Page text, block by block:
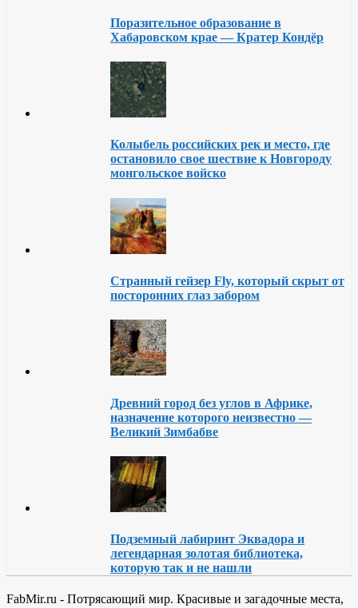
Поразительное образование в
Хабаровском крае — Кратер Кондёр
Колыбель российских рек и место, где
остановило свое шествие к Новгороду
монгольское войско
Странный гейзер Fly, который скрыт от
посторонних глаз забором
Древний город без углов в Африке,
назначение которого неизвестно —
Великий Зимбабве
Подземный лабиринт Эквадора и
легендарная золотая библиотека,
которую так и не нашли
FabMir.ru - Потрясающий мир. Красивые и загадочные места,